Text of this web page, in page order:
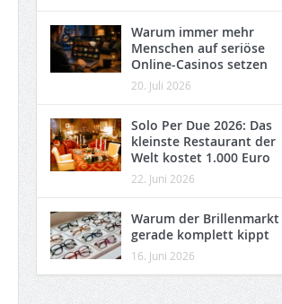
Warum immer mehr
Menschen auf seriöse
Online-Casinos setzen
20. Juli 2026
Solo Per Due 2026: Das
kleinste Restaurant der
Welt kostet 1.000 Euro
22. Juni 2026
Warum der Brillenmarkt
gerade komplett kippt
16. Juni 2026